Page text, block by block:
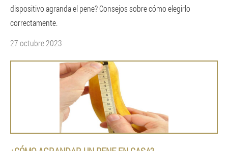
dispositivo agranda el pene? Consejos sobre cómo elegirlo
correctamente.
27 octubre 2023